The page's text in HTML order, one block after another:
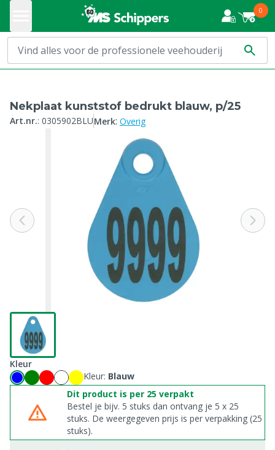
0
Nekplaat kunststof bedrukt blauw, p/25
Art.nr.: 0305902BLUMerk: Overig
Kleur
Kleur: Blauw
Dit product is per 25 verpakt
Bestel je bijv. 5 stuks dan ontvang je 5 x 25
stuks. De weergegeven prijs is per verpakking (25
stuks).